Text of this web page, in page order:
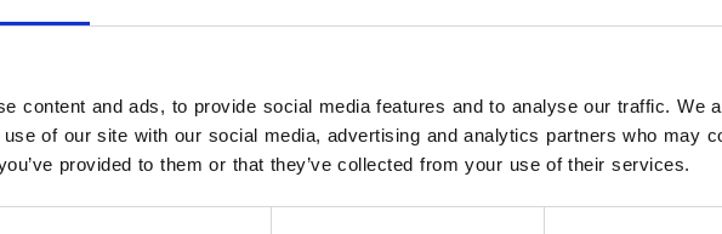
content and ads, to provide social media features and to analyse our traffic. We
of our site with our social media, advertising and analytics partners who may
provided to them or that they’ve collected from your use of their services.
Läs mer